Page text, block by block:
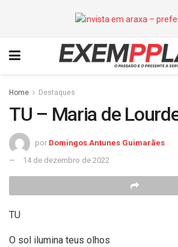
Home Destaques
TU – Maria de
por Domingos Antunes Guimarães
14 de dezembro de 2022
TU
O sol ilumina teus olhos